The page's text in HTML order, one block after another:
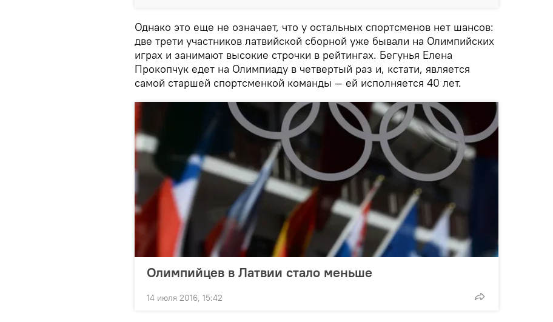
Однако это еще не означает, что у остальных спортсменов нет шансов:
две трети участников латвийской сборной уже бывали на Олимпийских
играх и занимают высокие строчки в рейтингах. Бегунья Елена
Прокопчук едет на Олимпиаду в четвертый раз и, кстати, является
самой старшей спортсменкой команды — ей исполняется 40 лет.
Олимпийцев в Латвии стало меньше
14 июля 2016, 15:42